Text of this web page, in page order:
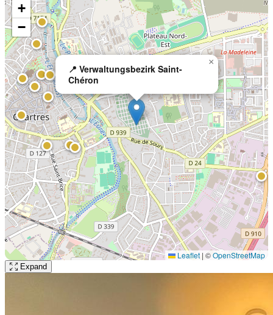
📍 Verwaltungsbezirk Saint-
Chéron
×
+
−
Leaflet | ©OpenStreetMap
Expand